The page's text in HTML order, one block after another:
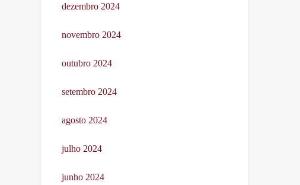
dezembro 2024
novembro 2024
outubro 2024
setembro 2024
agosto 2024
julho 2024
junho 2024